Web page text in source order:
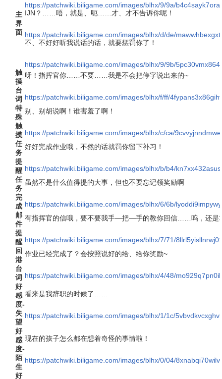
主
界
面
https://patchwiki.biligame.com/images/blhx/9/9a/
IJN？……唔，就是、呃……才、才不告诉你呢！
https://patchwiki.biligame.com/images/blhx/d/de/
不、不好好听我说话的话，就要惩罚你了！
https://patchwiki.biligame.com/images/blhx/9/9b/
触
摸
台
词
呀！指挥官你……不要……我是不会把停字说出来的~
https://patchwiki.biligame.com/images/blhx/f/ff/
特
殊
触
摸
别、别胡说啊！谁害羞了啊！
https://patchwiki.biligame.com/images/blhx/c/ca/
任
务
提
醒
好好完成作业哦，不然的话就罚你留下补习！
https://patchwiki.biligame.com/images/blhx/b/b4/
任
务
完
成
虽然不是什么值得提的大事，但也不要忘记领奖励啊
https://patchwiki.biligame.com/images/blhx/6/6b/
邮
件
提
醒
有指挥官的信哦，要不要我手—把—手的教你回信……呜，还
https://patchwiki.biligame.com/images/blhx/7/71/
回
港
台
词
作业已经完成了？会按照说好的给、给你奖励~
https://patchwiki.biligame.com/images/blhx/4/48/
好
感
度-
失
望
看来是我辞职的时候了……
https://patchwiki.biligame.com/images/blhx/1/1c/
好
感
度-
陌
生
现在的孩子怎么都在想着奇怪的事情啦！
https://patchwiki.biligame.com/images/blhx/0/04/
好